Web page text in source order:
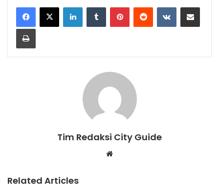
LinkedInTumblr PinterestReddit VKontakteShare via Email
Print
Tim Redaksi City Guide
Related Articles